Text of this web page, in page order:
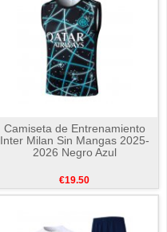
Camiseta de Entrenamiento
Inter Milan Sin Mangas 2025-
2026 Negro Azul
€19.50